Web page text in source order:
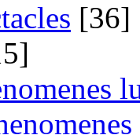
[36]